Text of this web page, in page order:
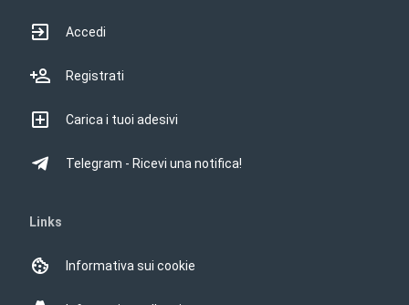
Accedi
Registrati
Carica i tuoi adesivi
Telegram - Ricevi una notifica!
Links
Informativa sui cookie